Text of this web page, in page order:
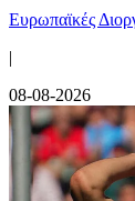
Ευρωπαϊκές
|
08-08-2026